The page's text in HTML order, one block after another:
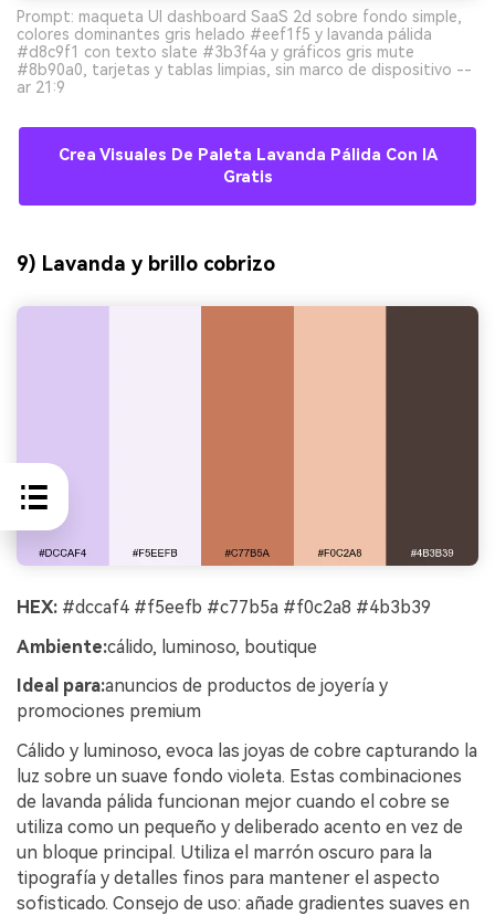
Prompt: maqueta UI dashboard SaaS 2d sobre fondo simple,
colores dominantes gris helado #eef1f5 y lavanda pálida
#d8c9f1 con texto slate #3b3f4a y gráficos gris mute
#8b90a0, tarjetas y tablas limpias, sin marco de dispositivo --
ar 21:9
Crea Visuales De Paleta Lavanda Pálida Con IA
Gratis
9) Lavanda y brillo cobrizo
HEX: #dccaf4 #f5eefb #c77b5a #f0c2a8 #4b3b39
Ambiente:cálido, luminoso, boutique
Ideal para:anuncios de productos de joyería y
promociones premium
Cálido y luminoso, evoca las joyas de cobre capturando la
luz sobre un suave fondo violeta. Estas combinaciones
de lavanda pálida funcionan mejor cuando el cobre se
utiliza como un pequeño y deliberado acento en vez de
un bloque principal. Utiliza el marrón oscuro para la
tipografía y detalles finos para mantener el aspecto
sofisticado. Consejo de uso: añade gradientes suaves en